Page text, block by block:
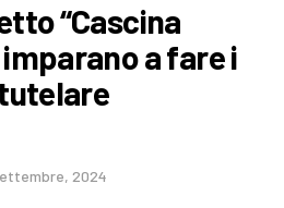
“Cascina
imparano a fare i
2024